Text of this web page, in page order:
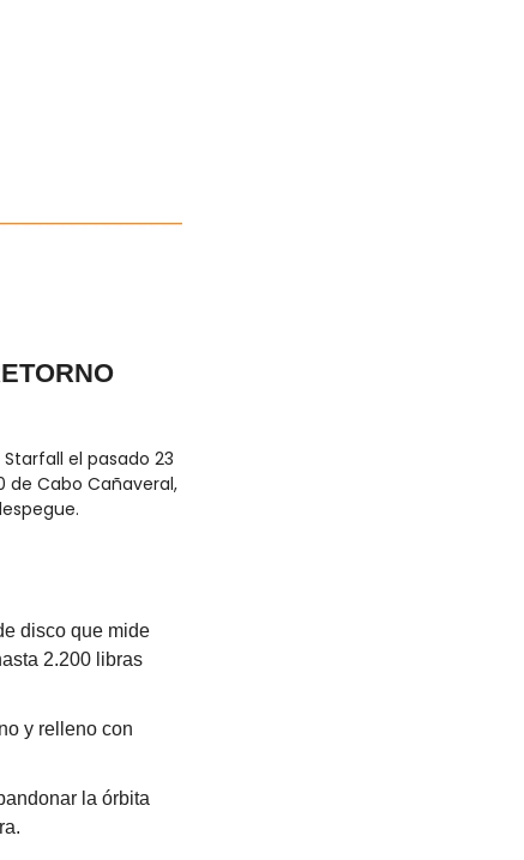
el pasado 23
de Cabo Cañaveral,
disco que mide
2.200 libras
y relleno con
la órbita